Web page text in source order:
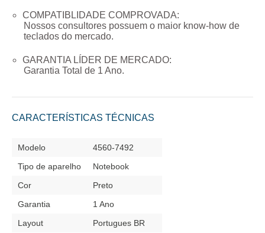
COMPATIBLIDADE COMPROVADA:
Nossos consultores possuem o maior know-how de
teclados do mercado.
GARANTIA LÍDER DE MERCADO:
Garantia Total de 1 Ano.
CARACTERÍSTICAS TÉCNICAS
Modelo
4560-7492
Tipo de aparelho
Notebook
Cor
Preto
Garantia
1 Ano
Layout
Portugues BR